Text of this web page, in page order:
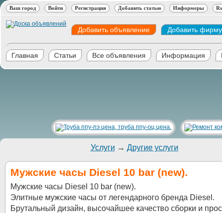
Ваш город Войти Регистрация Добавить статью Информеры
Добавить объявление Добавить фирму
Главная Статьи Все объявления Информация
Услуги → Другие услуги
Мужские часы Diesel 10 bar (new).
Мужские часы Diesel 10 bar (new).
Элитные мужские часы от легендарного бренда Diesel.
Брутальный дизайн, высочайшее качество сборки и